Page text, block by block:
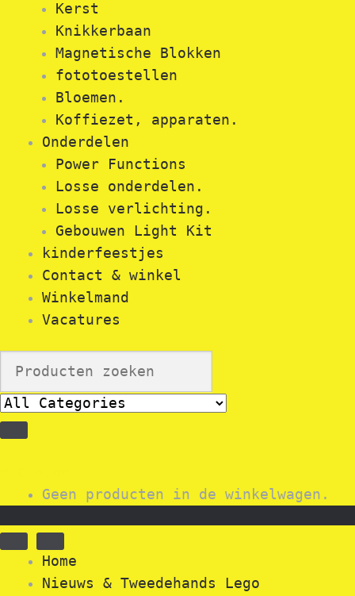
Kerst
Knikkerbaan
Magnetische Blokken
fototoestellen
Bloemen.
Koffiezet, apparaten.
Onderdelen
Power Functions
Losse onderdelen.
Losse verlichting.
Gebouwen Light Kit
kinderfeestjes
Contact & winkel
Winkelmand
Vacatures
Geen producten in de winkelwagen.
Home
Nieuws & Tweedehands Lego